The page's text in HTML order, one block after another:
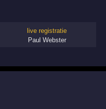
live registratie
Paul Webster